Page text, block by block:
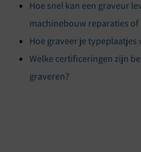
Hoe snel kan een graveur
machinebouw reparaties of
Hoe graveer je
Welke certificeringen zijn
graveren?